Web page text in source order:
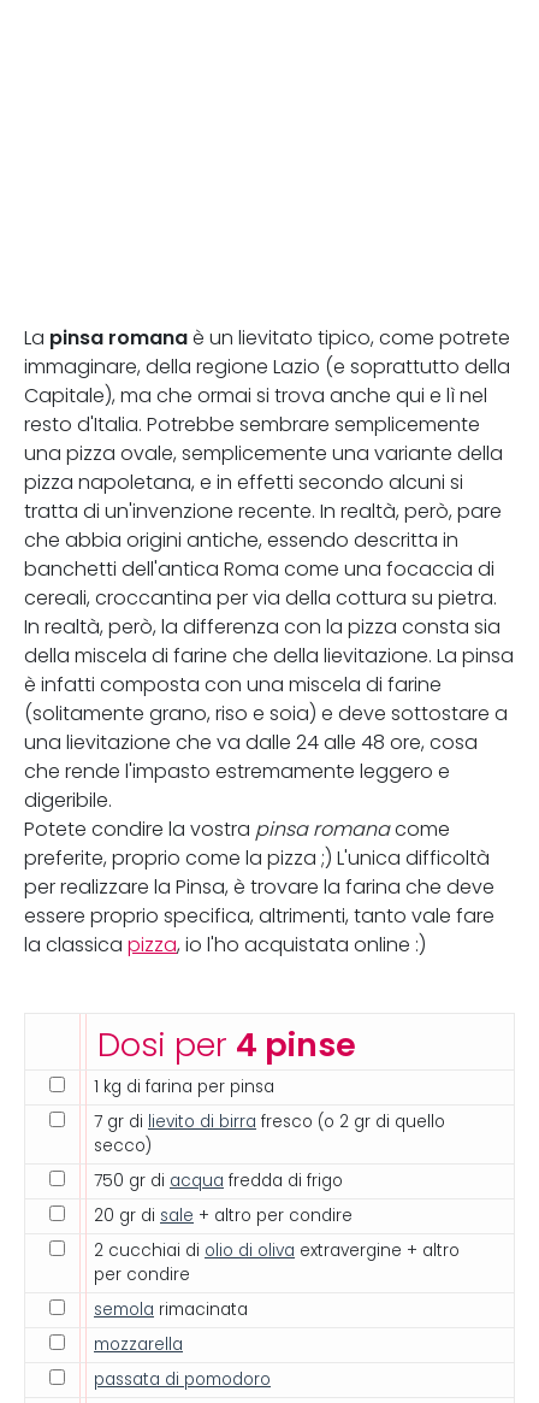
La pinsa romana è un lievitato tipico, come potrete
immaginare, della regione Lazio (e soprattutto della
Capitale), ma che ormai si trova anche qui e lì nel
resto d'Italia. Potrebbe sembrare semplicemente
una pizza ovale, semplicemente una variante della
pizza napoletana, e in effetti secondo alcuni si
tratta di un'invenzione recente. In realtà, però, pare
che abbia origini antiche, essendo descritta in
banchetti dell'antica Roma come una focaccia di
cereali, croccantina per via della cottura su pietra.
In realtà, però, la differenza con la pizza consta sia
della miscela di farine che della lievitazione. La pinsa
è infatti composta con una miscela di farine
(solitamente grano, riso e soia) e deve sottostare a
una lievitazione che va dalle 24 alle 48 ore, cosa
che rende l'impasto estremamente leggero e
digeribile.
Potete condire la vostra pinsa romanacome
preferite, proprio come la pizza ;) L'unica difficoltà
per realizzare la Pinsa, è trovare la farina che deve
essere proprio specifica, altrimenti, tanto vale fare
la classica pizza, io l'ho acquistata online :)
Dosi per 4 pinse
1 kg di farina per pinsa
7 gr di lievito di birra fresco (o 2 gr di quello
secco)
750 gr di acqua fredda di frigo
20 gr di sale + altro per condire
2 cucchiai di olio di oliva extravergine + altro
per condire
semola rimacinata
mozzarella
passata di pomodoro